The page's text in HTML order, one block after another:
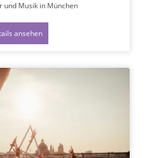
und Musik in München
ansehen